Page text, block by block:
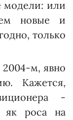
модели: или
новые и
только
2004-м, явно
Кажется,
-
як роса на